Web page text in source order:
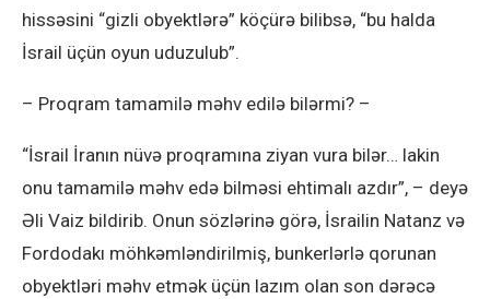
hissəsini “gizli obyektlərə” köçürə bilibsə, “bu halda
İsrail üçün oyun uduzulub”.
– Proqram tamamilə məhv edilə bilərmi? –
“İsrail İranın nüvə proqramına ziyan vura bilər… lakin
onu tamamilə məhv edə bilməsi ehtimalı azdır”, – deyə
Əli Vaiz bildirib. Onun sözlərinə görə, İsrailin Natanz və
Fordodakı möhkəmləndirilmiş, bunkerlərlə qorunan
obyektləri məhv etmək üçün lazım olan son dərəcə